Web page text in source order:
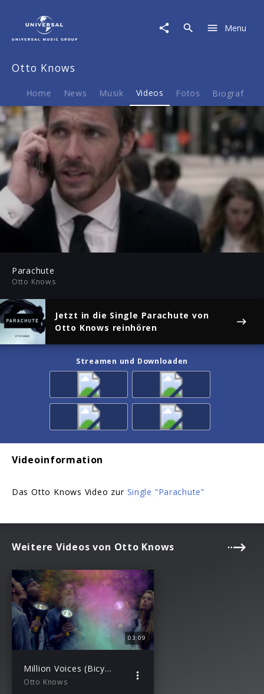
Video
Parachute
Menu
Otto Knows
Home News Musik Videos Fotos Biografie
Play
Parachute
Otto Knows
Jetzt in die Single Parachute von
Otto Knows reinhören
Streamen und Downloaden
Videoinformation
Das Otto Knows Video zur Single “Parachute”
Weitere Videos von Otto Knows
03:09
Million Voices (Bicycle Version)
Otto Knows